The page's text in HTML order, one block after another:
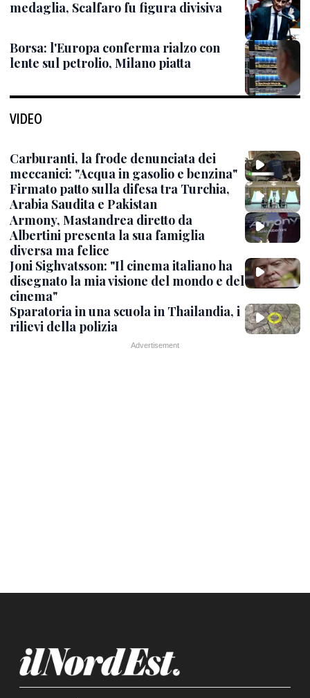
medaglia, Scalfaro fu figura divisiva
Borsa: l'Europa conferma rialzo con
lente sul petrolio, Milano piatta
VIDEO
Carburanti, la frode denunciata dei
meccanici: "Acqua in gasolio e benzina"
Firmato patto sulla difesa tra Turchia,
Arabia Saudita e Pakistan
Armony, Mastandrea diretto da
Albertini presenta la sua famiglia
diversa ma felice
Joni Sighvatsson: "Il cinema italiano ha
disegnato la mia visione del mondo e del
cinema"
Sparatoria in una scuola in Thailandia, i
rilievi della polizia